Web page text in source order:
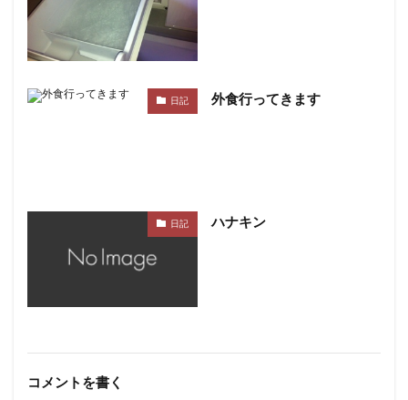
日記 外食行ってきます
日記 ハナキン
コメントを書く